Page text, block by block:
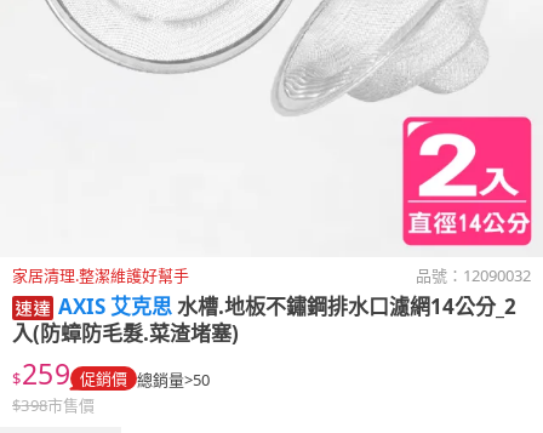
家居清理.整潔維護好幫手 品號： 12090032
AXIS 艾克思水槽.地板不鏽鋼排水口濾網14公分_2
入(防蟑防毛髮.菜渣堵塞)
$259 促銷價 總銷量>50
$398市售價